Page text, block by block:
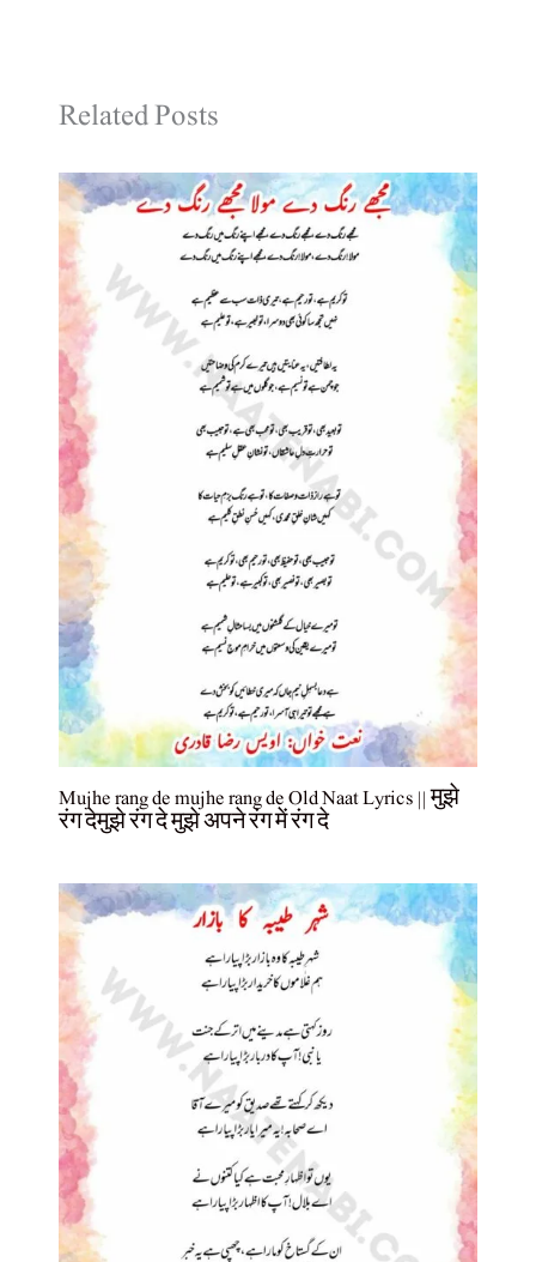
Related Posts
Mujhe rang de mujhe rang de Old Naat Lyrics || मुझे
रंग देमुझे रंग दे मुझे अपने रंग में रंग दे